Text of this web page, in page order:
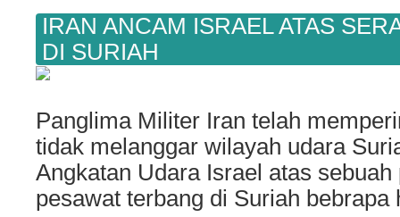
IRAN ANCAM ISRAEL ATAS
DI SURIAH
Panglima Militer Iran telah
tidak melanggar wilayah udara
Angkatan Udara Israel atas sebuah
pesawat terbang di Suriah bebrapa